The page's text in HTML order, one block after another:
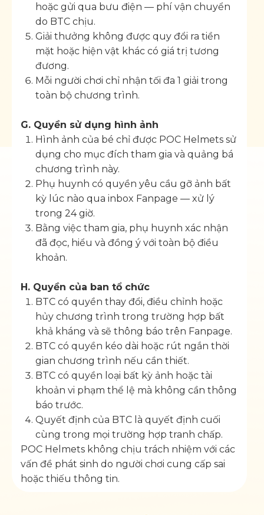
hoặc gửi qua bưu điện — phí vận chuyển
do BTC chịu.
Giải thưởng không được quy đổi ra tiền
mặt hoặc hiện vật khác có giá trị tương
đương.
Mỗi người chơi chỉ nhận tối đa 1 giải trong
toàn bộ chương trình.
G. Quyền sử dụng hình ảnh
Hình ảnh của bé chỉ được POC Helmets sử
dụng cho mục đích tham gia và quảng bá
chương trình này.
Phụ huynh có quyền yêu cầu gỡ ảnh bất
kỳ lúc nào qua inbox Fanpage — xử lý
trong 24 giờ.
Bằng việc tham gia, phụ huynh xác nhận
đã đọc, hiểu và đồng ý với toàn bộ điều
khoản.
H. Quyền của ban tổ chức
BTC có quyền thay đổi, điều chỉnh hoặc
hủy chương trình trong trường hợp bất
khả kháng và sẽ thông báo trên Fanpage.
BTC có quyền kéo dài hoặc rút ngắn thời
gian chương trình nếu cần thiết.
BTC có quyền loại bất kỳ ảnh hoặc tài
khoản vi phạm thể lệ mà không cần thông
báo trước.
Quyết định của BTC là quyết định cuối
cùng trong mọi trường hợp tranh chấp.
POC Helmets không chịu trách nhiệm với các
vấn đề phát sinh do người chơi cung cấp sai
hoặc thiếu thông tin.